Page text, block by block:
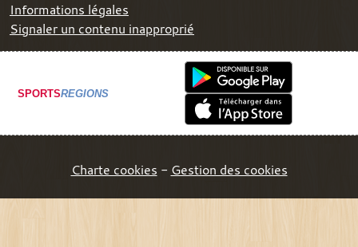
Informations légales
Signaler un contenu inapproprié
SPORTSREGIONS
Charte cookies Gestion des cookies